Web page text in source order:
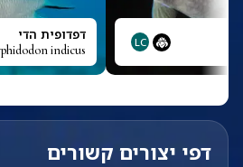
LC דפדופית הדי
indicus
דפי יצורים קשורים